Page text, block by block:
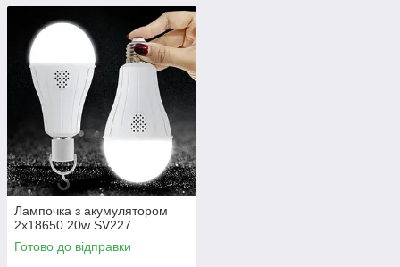
Лампочка з акумулятором
2x18650 20w SV227
Готово до відправки